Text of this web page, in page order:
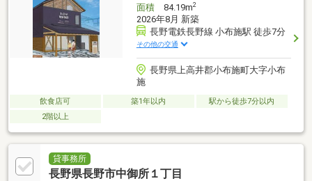
面積84.19m2
2026年8月 新築
長野電鉄長野線 小布施駅 徒歩7分
その他の交通
長野県上高井郡小布施町大字小布
施
飲食店可 築1年以内
駅から徒歩7分以内
2階以上
貸事務所
長野県長野市中御所１丁目